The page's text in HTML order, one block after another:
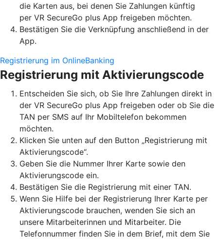
die Karten aus, bei denen Sie Zahlungen künftig
per VR SecureGo plus App freigeben möchten.
Bestätigen Sie die Verknüpfung anschließend in der
App.
Registrierung im OnlineBanking
Registrierung mit Aktivierungscode
Entscheiden Sie sich, ob Sie Ihre Zahlungen direkt in
der VR SecureGo plus App freigeben oder ob Sie die
TAN per SMS auf Ihr Mobiltelefon bekommen
möchten.
Klicken Sie unten auf den Button „Registrierung mit
Aktivierungscode“.
Geben Sie die Nummer Ihrer Karte sowie den
Aktivierungscode ein.
Bestätigen Sie die Registrierung mit einer TAN.
Wenn Sie Hilfe bei der Registrierung Ihrer Karte per
Aktivierungscode brauchen, wenden Sie sich an
unsere Mitarbeiterinnen und Mitarbeiter. Die
Telefonnummer finden Sie in dem Brief, mit dem Sie